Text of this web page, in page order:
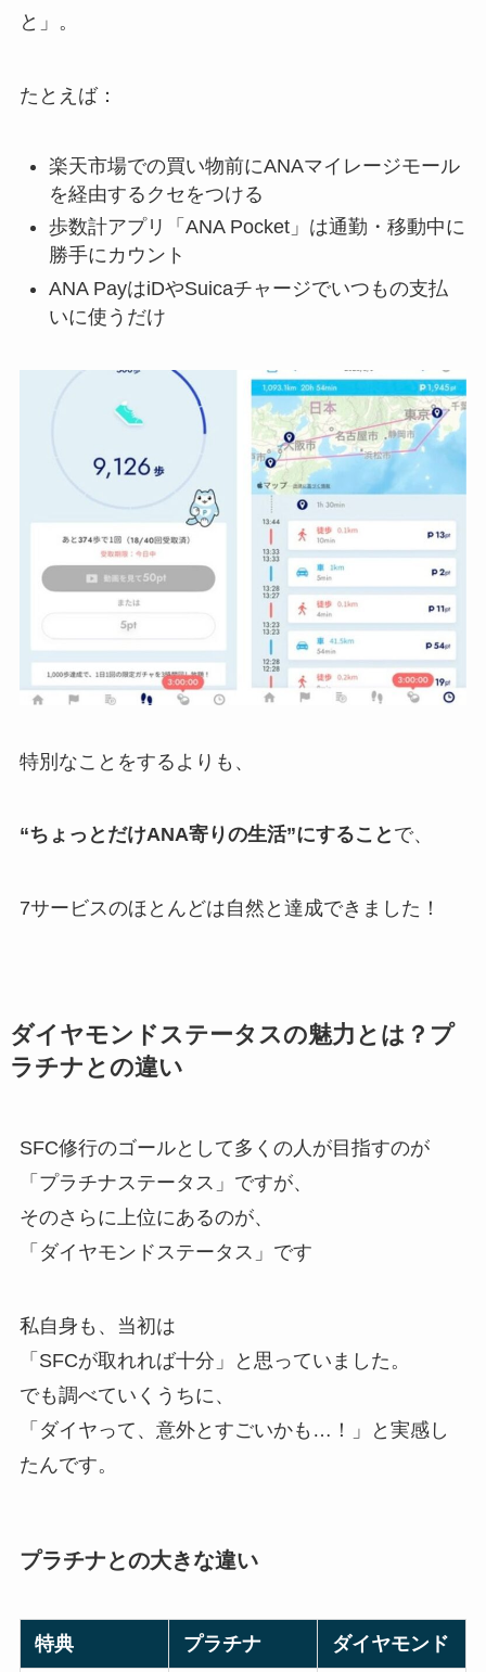
と」。
たとえば：
楽天市場での買い物前にANAマイレージモール
を経由するクセをつける
歩数計アプリ「ANA Pocket」は通勤・移動中に
勝手にカウント
ANA PayはiDやSuicaチャージでいつもの支払
いに使うだけ
特別なことをするよりも、
“ちょっとだけANA寄りの生活”にすること で、
7サービスのほとんどは自然と達成できました！
ダイヤモンドステータスの魅力とは？プ
ラチナとの違い
SFC修行のゴールとして多くの人が目指すのが
「プラチナステータス」ですが、
そのさらに上位にあるのが、
「ダイヤモンドステータス」です
私自身も、当初は
「SFCが取れれば十分」と思っていました。
でも調べていくうちに、
「ダイヤって、意外とすごいかも…！」と実感し
たんです。
プラチナとの大きな違い
特典 プラチナ ダイヤモンド